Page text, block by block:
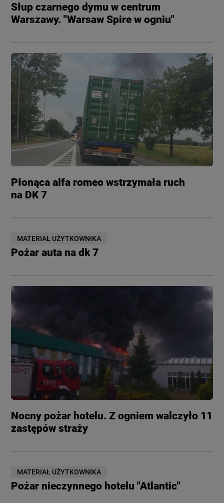
Słup czarnego dymu w centrum
Warszawy. "Warsaw Spire w ogniu"
Płonąca alfa romeo wstrzymała ruch
na DK 7
MATERIAŁ UŻYTKOWNIKA
Pożar auta na dk 7
Nocny pożar hotelu. Z ogniem walczyło 11
zastępów straży
MATERIAŁ UŻYTKOWNIKA
Pożar nieczynnego hotelu "Atlantic"